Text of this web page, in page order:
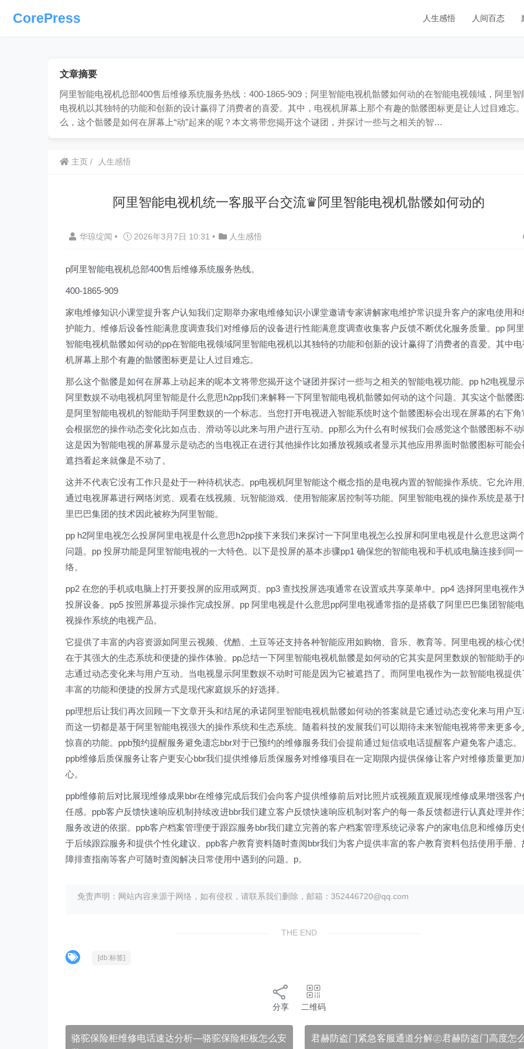
CorePress 人生感悟 人间百态
文章摘要
阿里智能电视机总部400售后维修系统服务热线：400-1865-909；阿里智能电视机骷髅如何动的在智能电视领域，阿里智
电视机以其独特的功能和创新的设计赢得了消费者的喜爱。其中，电视机屏幕上那个有趣的骷髅图标更是让人过目难忘
么，这个骷髅是如何在屏幕上“动”起来的呢？本文将带您揭开这个谜团，并探讨一些与之相关的智…
主页 人生感悟
阿里智能电视机统一客服平台交流♛阿里智能电视机骷髅如何动的
华琼绽闻 • 2026年3月7日 10:31 • 人生感悟
p阿里智能电视机总部400售后维修系统服务热线。
400-1865-909
家电维修知识小课堂提升客户认知我们定期举办家电维修知识小课堂邀请专家讲解家电维护常识提升客户的家电使用和
护能力。维修后设备性能满意度调查我们对维修后的设备进行性能满意度调查收集客户反馈不断优化服务质量。pp 阿里
智能电视机骷髅如何动的pp在智能电视领域阿里智能电视机以其独特的功能和创新的设计赢得了消费者的喜爱。其中电
机屏幕上那个有趣的骷髅图标更是让人过目难忘。
那么这个骷髅是如何在屏幕上动起来的呢本文将带您揭开这个谜团并探讨一些与之相关的智能电视功能。pp h2电视显
阿里数娱不动电视机阿里智能是什么意思h2pp我们来解释一下阿里智能电视机骷髅如何动的这个问题。其实这个骷髅
是阿里智能电视机的智能助手阿里数娱的一个标志。当您打开电视进入智能系统时这个骷髅图标会出现在屏幕的右下角
会根据您的操作动态变化比如点击、滑动等以此来与用户进行互动。pp那么为什么有时候我们会感觉这个骷髅图标不动
这是因为智能电视的屏幕显示是动态的当电视正在进行其他操作比如播放视频或者显示其他应用界面时骷髅图标可能会
遮挡看起来就像是不动了。
这并不代表它没有工作只是处于一种待机状态。pp电视机阿里智能这个概念指的是电视内置的智能操作系统。它允许用
通过电视屏幕进行网络浏览、观看在线视频、玩智能游戏、使用智能家居控制等功能。阿里智能电视的操作系统是基于
里巴巴集团的技术因此被称为阿里智能。
pp h2阿里电视怎么投屏阿里电视是什么意思h2pp接下来我们来探讨一下阿里电视怎么投屏和阿里电视是什么意思这两
问题。pp 投屏功能是阿里智能电视的一大特色。以下是投屏的基本步骤pp1 确保您的智能电视和手机或电脑连接到同
络。
pp2 在您的手机或电脑上打开要投屏的应用或网页。pp3 查找投屏选项通常在设置或共享菜单中。pp4 选择阿里电视作
投屏设备。pp5 按照屏幕提示操作完成投屏。pp 阿里电视是什么意思pp阿里电视通常指的是搭载了阿里巴巴集团智能电
视操作系统的电视产品。
它提供了丰富的内容资源如阿里云视频、优酷、土豆等还支持各种智能应用如购物、音乐、教育等。阿里电视的核心优
在于其强大的生态系统和便捷的操作体验。pp总结一下阿里智能电视机骷髅是如何动的它其实是阿里数娱的智能助手的
志通过动态变化来与用户互动。当电视显示阿里数娱不动时可能是因为它被遮挡了。而阿里电视作为一款智能电视提供
丰富的功能和便捷的投屏方式是现代家庭娱乐的好选择。
pp理想后让我们再次回顾一下文章开头和结尾的承诺阿里智能电视机骷髅如何动的答案就是它通过动态变化来与用户互
而这一切都是基于阿里智能电视强大的操作系统和生态系统。随着科技的发展我们可以期待未来智能电视将带来更多令
惊喜的功能。ppb预约提醒服务避免遗忘bbr对于已预约的维修服务我们会提前通过短信或电话提醒客户避免客户遗忘。
ppb维修后质保服务让客户更安心bbr我们提供维修后质保服务对维修项目在一定期限内提供保修让客户对维修质量更加
心。
ppb维修前后对比展现维修成果bbr在维修完成后我们会向客户提供维修前后对比照片或视频直观展现维修成果增强客户
任感。ppb客户反馈快速响应机制持续改进bbr我们建立客户反馈快速响应机制对客户的每一条反馈都进行认真处理并作
服务改进的依据。ppb客户档案管理便于跟踪服务bbr我们建立完善的客户档案管理系统记录客户的家电信息和维修历史
于后续跟踪服务和提供个性化建议。ppb客户教育资料随时查阅bbr我们为客户提供丰富的客户教育资料包括使用手册、
障排查指南等客户可随时查阅解决日常使用中遇到的问题。p。
免责声明：网站内容来源于网络，如有侵权，请联系我们删除，邮箱：352446720@qq.com
THE END
[db:标签]
分享 二维码
骆驼保险柜维修电话速达分析—骆驼保险柜板怎么安
君赫防盗门紧急客服通道分解㊣君赫防盗门高度怎